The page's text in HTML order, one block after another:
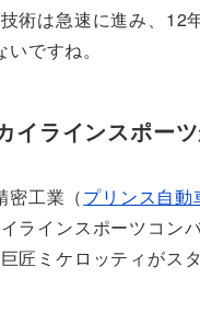
術は急速に進み、12
ですね。
ラインスポーツ
密工業（プリンス自動
ラインスポーツコ
匠ミケロッティが